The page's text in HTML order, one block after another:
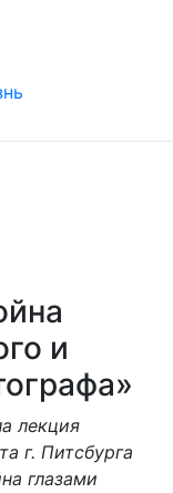
и
лекция
г. Питсбурга
глазами